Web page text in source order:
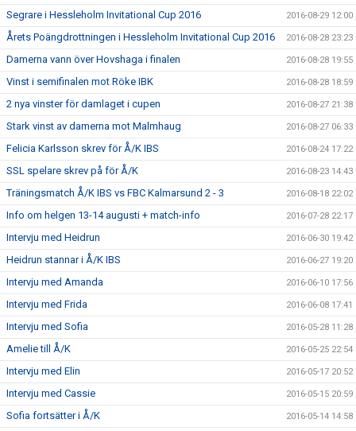
Segrare i Hessleholm Invitational Cup 2016 2016-08-29 12:00
Årets Poängdrottningen i Hessleholm Invitational Cup 2016 2016-08-28 23:23
Damerna vann över Hovshaga i finalen 2016-08-28 19:55
Vinst i semifinalen mot Röke IBK 2016-08-28 18:59
2 nya vinster för damlaget i cupen 2016-08-27 21:38
Stark vinst av damerna mot Malmhaug 2016-08-27 06:33
Felicia Karlsson skrev för Å/K IBS 2016-08-24 17:22
SSL spelare skrev på för Å/K 2016-08-23 14:43
Träningsmatch Å/K IBS vs FBC Kalmarsund 2 - 3 2016-08-18 22:02
Info om helgen 13-14 augusti + match-info 2016-07-28 22:17
Intervju med Heidrun 2016-06-30 19:42
Heidrun stannar i Å/K IBS 2016-06-27 19:20
Intervju med Amanda 2016-06-10 17:56
Intervju med Frida 2016-06-08 17:41
Intervju med Sofia 2016-05-28 11:28
Amelie till Å/K 2016-05-25 22:54
Intervju med Elin 2016-05-17 20:52
Intervju med Cassie 2016-05-15 20:59
Sofia fortsätter i Å/K 2016-05-14 14:58